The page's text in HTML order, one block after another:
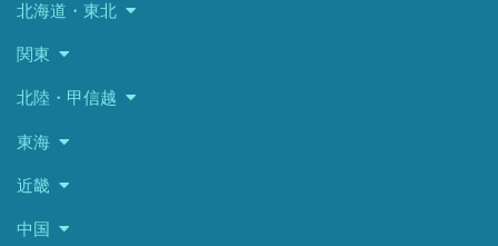
北海道・東北
関東
北陸・甲信越
東海
近畿
中国